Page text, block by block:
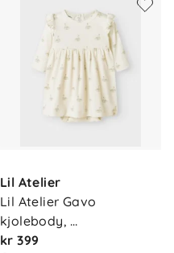
Lil Atelier
Lil Atelier Gavo
kjolebody,
pastelparchm…
kr 399